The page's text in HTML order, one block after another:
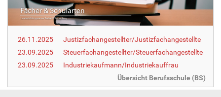
h
e
r
:
26.11.2025
Justizfachangestellter/Justizfachangestellte
23.09.2025
Steuerfachangestellter/Steuerfachangestellte
23.09.2025
Industriekaufmann/Industriekauffrau
Übersicht Berufsschule (BS)